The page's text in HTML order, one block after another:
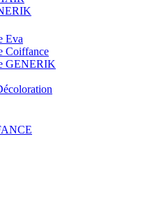
Eva
Coiffance
GENERIK